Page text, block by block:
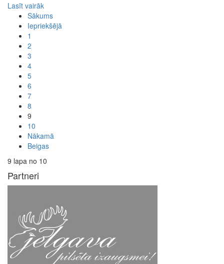
Lasīt vairāk
Sākums
Iepriekšējā
1
2
3
4
5
6
7
8
9
10
Nākamā
Beigas
9 lapa no 10
Partneri